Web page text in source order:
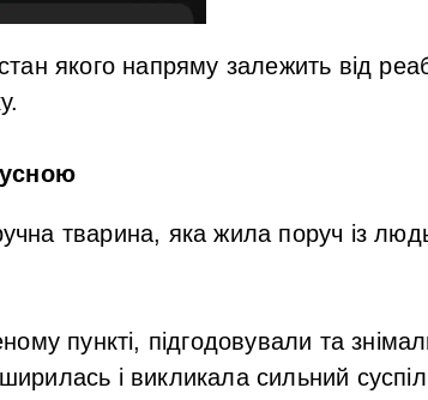
якого напряму залежить від
тварина, яка жила поруч із
пункті, підгодовували та
і викликала сильний